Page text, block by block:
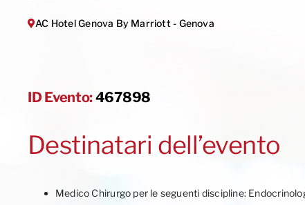
AC Hotel Genova By Marriott - Genova
ID Evento:467898
Destinatari dell’evento
Medico Chirurgo per le seguenti discipline: